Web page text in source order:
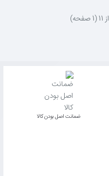
ﺿﻤﺎﻧﺖ اﺻﻞ ﺑﻮدن ﮐﺎﻟﺎ